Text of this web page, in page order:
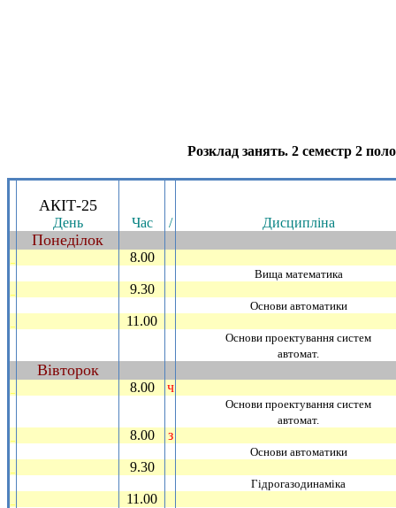
Розклад занять. 2 семестр 2
АКIТ-25
День Час / Дисциплiна
Понедiлок
8.00
Вища математика
9.30
Основи автоматики
11.00
Основи проектування систем
автомат.
Вiвторок
8.00 ч
Основи проектування систем
автомат.
8.00 з
Основи автоматики
9.30
Гiдрогазодинамiка
11.00